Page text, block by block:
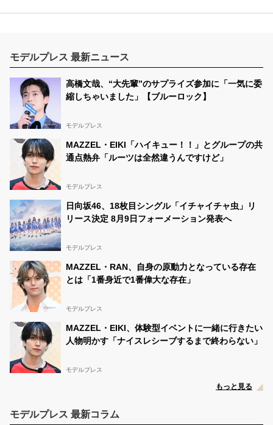
モデルプレス 最新ニュース
高橋文哉、“大先輩”のサプライズ参加に「一気に委
縮しちゃいました」【ブルーロック】
モデルプレス
MAZZEL・EIKI「ハイキュー！！」とグループの共
通点熱弁「ルーツは全然違うんですけど」
モデルプレス
日向坂46、18枚目シングル「イチャイチャ虫」リ
リース決定 8月9日フォーメーション発表へ
モデルプレス
MAZZEL・RAN、自身の原動力となっている存在
とは「1番身近で1番偉大な存在」
モデルプレス
MAZZEL・EIKI、体験型イベントに一緒に行きたい
人物明かす「ナイスレシーブするまで終わらない」
モデルプレス
もっと見る
モデルプレス 最新コラム